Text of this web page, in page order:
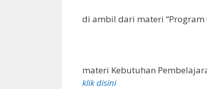
di ambil dari materi “Program
materi Kebutuhan
klik disini